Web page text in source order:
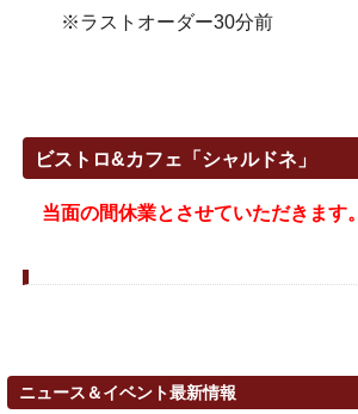
※ラストオーダー30分前
ビストロ&カフェ「シャルドネ」
当面の間休業とさせていただきます。
ニュース＆イベント最新情報